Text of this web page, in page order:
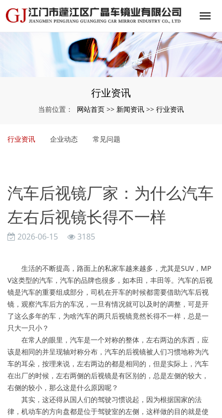
行业资讯
当前位置： 网站首页 >> 新闻资讯 >> 行业资讯
行业资讯 企业动态 常见问题
汽车后视镜厂家：为什么汽车
左右后视镜长得不一样
2026-06-15 3185
生活的不断提高，路面上的私家车越来越多，尤其是SUV，MP
V这类型的汽车，汽车的品牌也很多，如本田，丰田等。汽车的后视
镜是汽车的重要组成部分，司机在开车的时候都需要借助汽车后视
镜，观察汽车后方的车况，一旦有情况就可以及时的调整，可是开
了这么多年的车，为啥汽车的两只后视镜竟然长得不一样，总是一
只大一只小？
在常人的眼里，汽车是一个对称的整体，左右两边的东西，应
该是相同的并呈现轴对称分布，汽车的后视镜被人们习惯地称为汽
车的耳朵，按理来说，左右两边的都是相同的，但是实际上，汽车
在出厂的时候，左右两侧的后视镜是有区别的，总是左侧的较大，
右侧的较小，那么这是什么原因呢？
其实，这还得从国人们的驾驶习惯说起，因为根据国家的法
律，机动车的方向盘都是位于驾驶室的左侧，这样做的目的就是使